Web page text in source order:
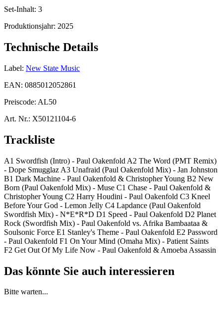
Set-Inhalt: 3
Produktionsjahr: 2025
Technische Details
Label: New State Music
EAN: 0885012052861
Preiscode: AL50
Art. Nr.: X50121104-6
Trackliste
A1 Swordfish (Intro) - Paul Oakenfold A2 The Word (PMT Remix)
- Dope Smugglaz A3 Unafraid (Paul Oakenfold Mix) - Jan Johnston
B1 Dark Machine - Paul Oakenfold & Christopher Young B2 New
Born (Paul Oakenfold Mix) - Muse C1 Chase - Paul Oakenfold &
Christopher Young C2 Harry Houdini - Paul Oakenfold C3 Kneel
Before Your God - Lemon Jelly C4 Lapdance (Paul Oakenfold
Swordfish Mix) - N*E*R*D D1 Speed - Paul Oakenfold D2 Planet
Rock (Swordfish Mix) - Paul Oakenfold vs. Afrika Bambaataa &
Soulsonic Force E1 Stanley's Theme - Paul Oakenfold E2 Password
- Paul Oakenfold F1 On Your Mind (Omaha Mix) - Patient Saints
F2 Get Out Of My Life Now - Paul Oakenfold & Amoeba Assassin
Das könnte Sie auch interessieren
Bitte warten...